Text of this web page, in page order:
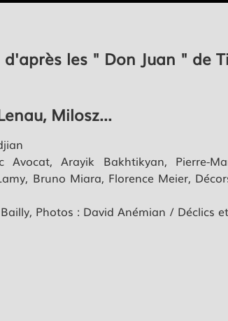
les " Don Juan " de
Milosz...
Avocat, Arayik Bakhtikyan, Pierre-
Bruno Miara, Florence Meier,
Photos : David Anémian / Déclics